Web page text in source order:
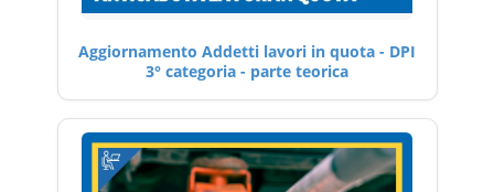
Aggiornamento Addetti lavori in quota - DPI
3° categoria - parte teorica